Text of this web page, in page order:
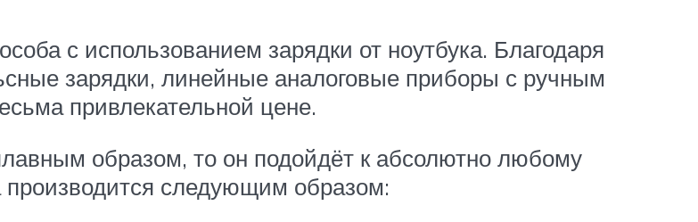
с использованием зарядки от ноутбука. Благодаря
зарядки, линейные аналоговые приборы с ручным
привлекательной цене.
образом, то он подойдёт к абсолютно любому
производится следующим образом: